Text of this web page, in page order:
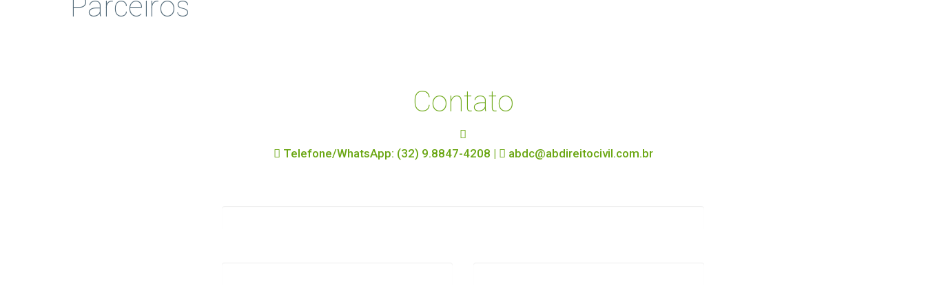
Contato
Telefone/WhatsApp: (32) 9.8847-4208 | abdc@abdireitocivil.com.br